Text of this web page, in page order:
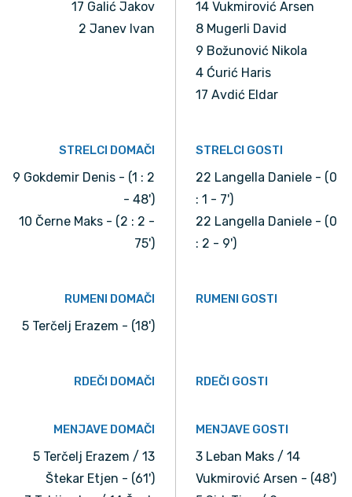
17 Galić Jakov
2 Janev Ivan
14 Vukmirović Arsen
8 Mugerli David
9 Božunović Nikola
4 Ćurić Haris
17 Avdić Eldar
STRELCI DOMAČI
9 Gokdemir Denis - (1 : 2
- 48')
10 Černe Maks - (2 : 2 -
75')
STRELCI GOSTI
22 Langella Daniele - (0
: 1 - 7')
22 Langella Daniele - (0
: 2 - 9')
RUMENI DOMAČI
5 Terčelj Erazem - (18')
RUMENI GOSTI
RDEČI DOMAČI RDEČI GOSTI
MENJAVE DOMAČI
5 Terčelj Erazem / 13
Štekar Etjen - (61')
MENJAVE GOSTI
3 Leban Maks / 14
Vukmirović Arsen - (48')